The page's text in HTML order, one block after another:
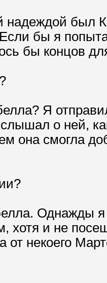
надеждой был
бы я
бы концов
Я
о ней,
она смогла
Однажды я
хотя и не
от некоего